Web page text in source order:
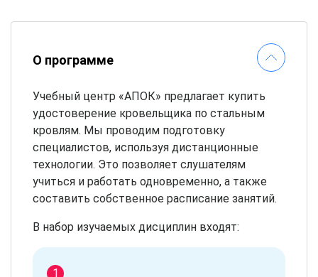
О программе
Учебный центр «АПОК» предлагает купить
удостоверение кровельщика по стальным
кровлям. Мы проводим подготовку
специалистов, используя дистанционные
технологии. Это позволяет слушателям
учиться и работать одновременно, а также
составить собственное расписание занятий.
В набор изучаемых дисциплин входят: